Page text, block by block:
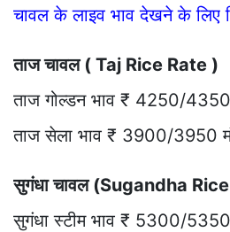
चावल के लाइव भाव देखने के लिए
ताज चावल ( Taj Rice Rate )
ताज गोल्डन भाव ₹ 4250/
ताज सेला भाव ₹ 3900/3950
सुगंधा चावल (Sugandha
सुगंधा स्टीम भाव ₹ 5300/